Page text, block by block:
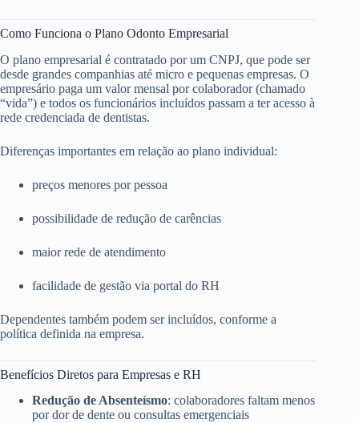
Como Funciona o Plano Odonto Empresarial
O plano empresarial é contratado por um CNPJ, que pode ser
desde grandes companhias até micro e pequenas empresas. O
empresário paga um valor mensal por colaborador (chamado
“vida”) e todos os funcionários incluídos passam a ter acesso à
rede credenciada de dentistas.
Diferenças importantes em relação ao plano individual:
preços menores por pessoa
possibilidade de redução de carências
maior rede de atendimento
facilidade de gestão via portal do RH
Dependentes também podem ser incluídos, conforme a
política definida na empresa.
Benefícios Diretos para Empresas e RH
Redução de Absenteísmo: colaboradores faltam menos
por dor de dente ou consultas emergenciais